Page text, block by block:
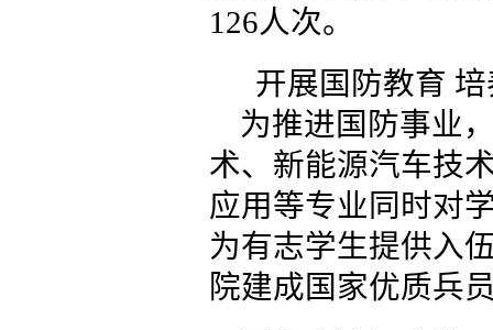
126人次。
开展国防教育
为推进国防事业
术、新能源汽车技
应用等专业同时对
为有志学生提供入
院建成国家优质兵